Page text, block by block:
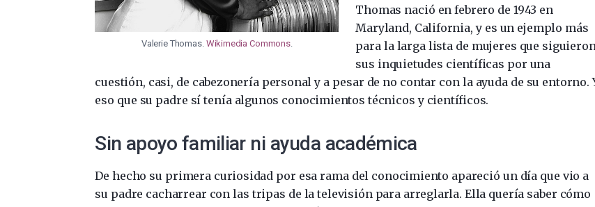
Valerie Thomas. Wikimedia Commons.
Thomas nació en febrero de 1943 en
Maryland, California, y es un ejemplo más
para la larga lista de mujeres que siguieron
sus inquietudes científicas por una
cuestión, casi, de cabezonería personal y a pesar de no contar con la ayuda de su entorno.
eso que su padre sí tenía algunos conocimientos técnicos y científicos.
Sin apoyo familiar ni ayuda académica
De hecho su primera curiosidad por esa rama del conocimiento apareció un día que vio a
su padre cacharrear con las tripas de la televisión para arreglarla. Ella quería saber cómo